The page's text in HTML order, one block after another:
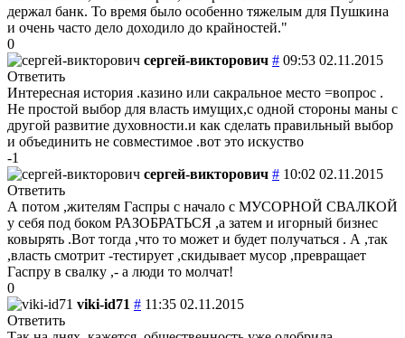
держал банк. То время было особенно тяжелым для Пушкина
и очень часто дело доходило до крайностей."
0
сергей-викторович # 09:53 02.11.2015
Ответить
Интересная история .казино или сакральное место =вопрос .
Не простой выбор для власть имущих,с одной стороны маны с
другой развитие духовности.и как сделать правильный выбор
и объединить не совместимое .вот это искуство
-1
сергей-викторович # 10:02 02.11.2015
Ответить
А потом ,жителям Гаспры с начало с МУСОРНОЙ СВАЛКОЙ
у себя под боком РАЗОБРАТЬСЯ ,а затем и игорный бизнес
ковырять .Вот тогда ,что то может и будет получаться . А ,так
,власть смотрит -тестирует ,скидывает мусор ,превращает
Гаспру в свалку ,- а люди то молчат!
0
viki-id71 # 11:35 02.11.2015
Ответить